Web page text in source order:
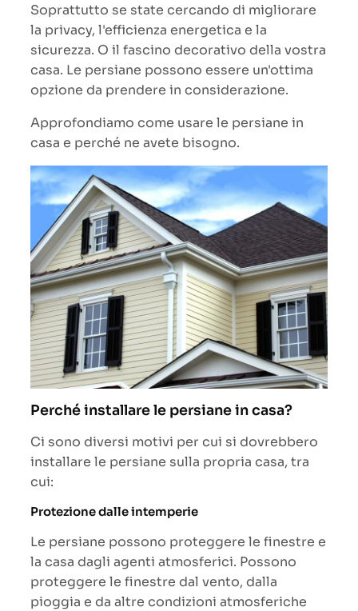
Soprattutto se state cercando di migliorare
la privacy, l'efficienza energetica e la
sicurezza. O il fascino decorativo della vostra
casa. Le persiane possono essere un'ottima
opzione da prendere in considerazione.
Approfondiamo come usare le persiane in
casa e perché ne avete bisogno.
Perché installare le persiane in casa?
Ci sono diversi motivi per cui si dovrebbero
installare le persiane sulla propria casa, tra
cui:
Protezione dalle intemperie
Le persiane possono proteggere le finestre e
la casa dagli agenti atmosferici. Possono
proteggere le finestre dal vento, dalla
pioggia e da altre condizioni atmosferiche